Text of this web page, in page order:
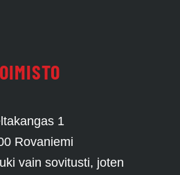
1
Rovaniemi
vain sovitusti, joten